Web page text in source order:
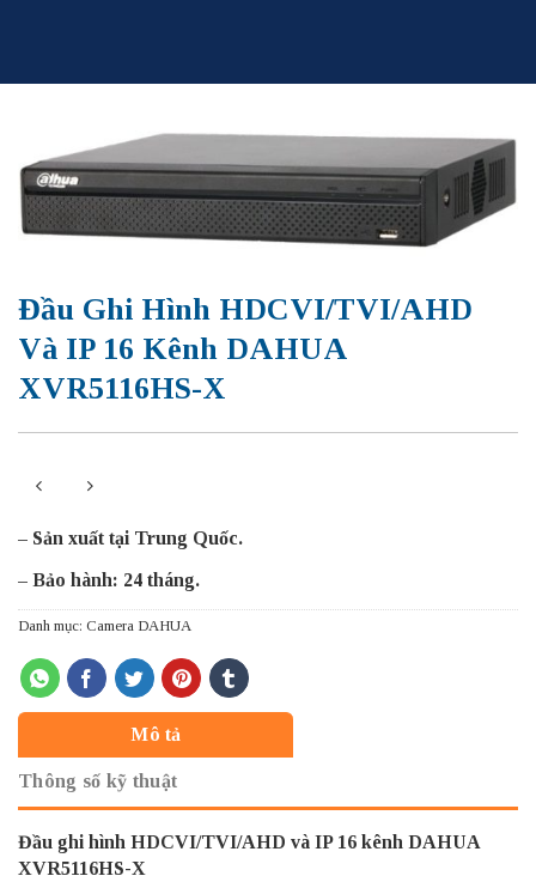
Đầu Ghi Hình HDCVI/TVI/AHD
Và IP 16 Kênh DAHUA
XVR5116HS-X
– Sản xuất tại Trung Quốc.
– Bảo hành: 24 tháng.
Danh mục: Camera DAHUA
Mô tả
Thông số kỹ thuật
Đầu ghi hình HDCVI/TVI/AHD và IP 16 kênh DAHUA
XVR5116HS-X